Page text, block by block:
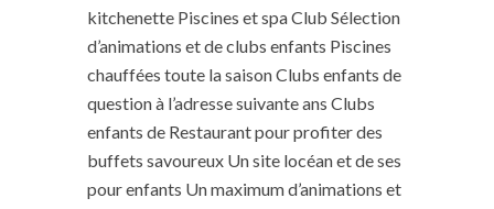
kitchenette Piscines et spa Club Sélection
d’animations et de clubs enfants Piscines
chauffées toute la saison Clubs enfants de
question à l’adresse suivante ans Clubs
enfants de Restaurant pour profiter des
buffets savoureux Un site locéan et de ses
pour enfants Un maximum d’animations et